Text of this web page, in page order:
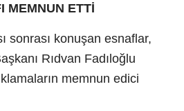
MEMNUN ETTİ
sonrası konuşan esnaflar,
Rıdvan Fadıloğlu
memnun edici